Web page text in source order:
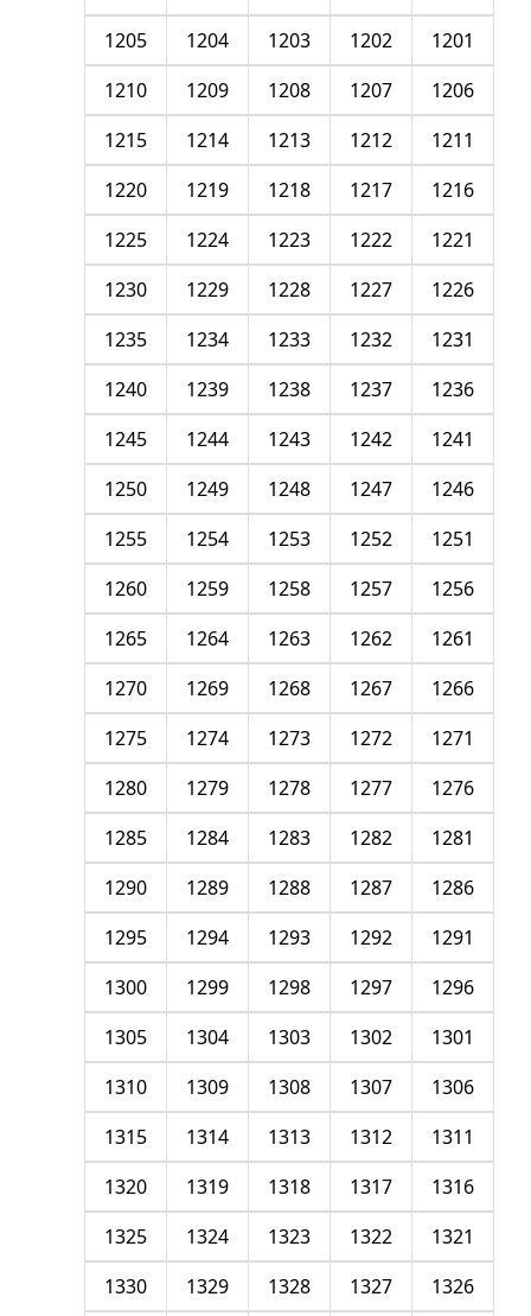
1201
1202
1203
1204
1205
1206
1207
1208
1209
1210
1211
1212
1213
1214
1215
1216
1217
1218
1219
1220
1221
1222
1223
1224
1225
1226
1227
1228
1229
1230
1231
1232
1233
1234
1235
1236
1237
1238
1239
1240
1241
1242
1243
1244
1245
1246
1247
1248
1249
1250
1251
1252
1253
1254
1255
1256
1257
1258
1259
1260
1261
1262
1263
1264
1265
1266
1267
1268
1269
1270
1271
1272
1273
1274
1275
1276
1277
1278
1279
1280
1281
1282
1283
1284
1285
1286
1287
1288
1289
1290
1291
1292
1293
1294
1295
1296
1297
1298
1299
1300
1301
1302
1303
1304
1305
1306
1307
1308
1309
1310
1311
1312
1313
1314
1315
1316
1317
1318
1319
1320
1321
1322
1323
1324
1325
1326
1327
1328
1329
1330